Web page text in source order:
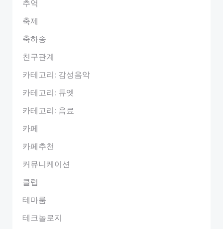
추억
축제
축하송
친구관계
카테고리: 감성음악
카테고리: 듀엣
카테고리: 음료
카페
카페추천
커뮤니케이션
클럽
테마룸
테크놀로지